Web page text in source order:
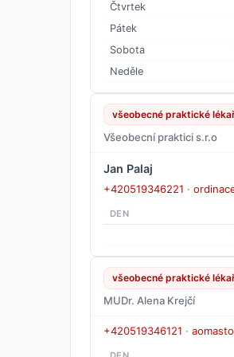
Čtvrtek
Pátek
Sobota
Neděle
všeobecné praktické
Všeobecní praktici s.r.o
Jan Palaj
+420519346221 ·
DEN
všeobecné praktické
MUDr. Alena Krejčí
+420519346121 ·